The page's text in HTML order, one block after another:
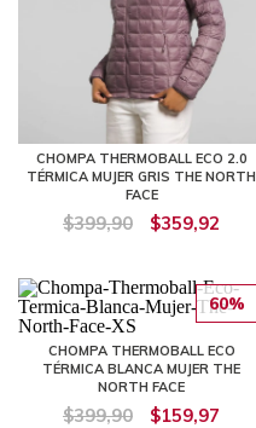
CHOMPA THERMOBALL ECO 2.0
TÉRMICA MUJER GRIS THE NORTH
FACE
$399,90 $359,92
60%
CHOMPA THERMOBALL ECO
TÉRMICA BLANCA MUJER THE
NORTH FACE
$399,90 $159,97